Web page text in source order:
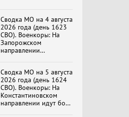
Бренды Советской
эпохи "Гжель"
Специальный репортаж
«Изменимся или
вымрем»
Сводка МО на 4 августа
2026 года (день 1623
СВО). Военкоры: На
Запорожском
направлении
Степногорска
Сводка МО на 5 августа
2026 года (день 1624
СВО). Военкоры: На
Константиновском
направлении идут бои